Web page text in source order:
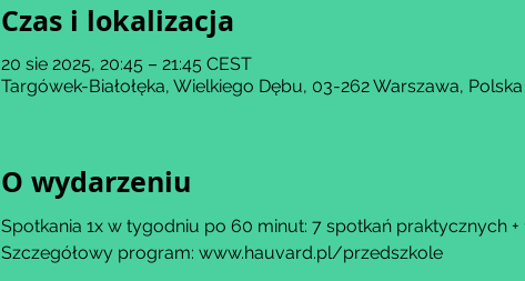
Czas i lokalizacja
20 sie 2025, 20:45 – 21:45 CEST
Targówek-Białołęka, Wielkiego Dębu, 03-262 Warszawa, Polska
O wydarzeniu
Spotkania 1x w tygodniu po 60 minut: 7 spotkań praktycznych +
Szczegółowy program: www.hauvard.pl/przedszkole